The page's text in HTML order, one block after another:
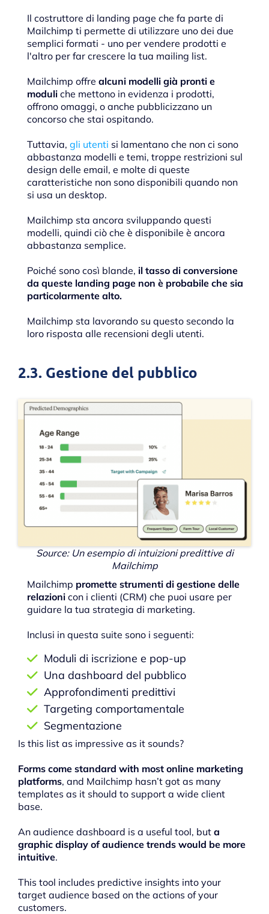
Il costruttore di landing page che fa parte di
Mailchimp ti permette di utilizzare uno dei due
semplici formati - uno per vendere prodotti e
l'altro per far crescere la tua mailing list.
Mailchimp offre alcuni modelli già pronti e
moduli che mettono in evidenza i prodotti,
offrono omaggi, o anche pubblicizzano un
concorso che stai ospitando.
Tuttavia, gli utenti si lamentano che non ci sono
abbastanza modelli e temi, troppe restrizioni sul
design delle email, e molte di queste
caratteristiche non sono disponibili quando non
si usa un desktop.
Mailchimp sta ancora sviluppando questi
modelli, quindi ciò che è disponibile è ancora
abbastanza semplice.
Poiché sono così blande, il tasso di conversione
da queste landing page non è probabile che sia
particolarmente alto.
Mailchimp sta lavorando su questo secondo la
loro risposta alle recensioni degli utenti.
2.3. Gestione del pubblico
Source: Un esempio di intuizioni predittive di
Mailchimp
Mailchimp promette strumenti di gestione delle
relazioni con i clienti (CRM) che puoi usare per
guidare la tua strategia di marketing.
Inclusi in questa suite sono i seguenti:
Moduli di iscrizione e pop-up
Una dashboard del pubblico
Approfondimenti predittivi
Targeting comportamentale
Segmentazione
Is this list as impressive as it sounds?
Forms come standard with most online marketing
platforms, and Mailchimp hasn’t got as many
templates as it should to support a wide client
base.
An audience dashboard is a useful tool, but a
graphic display of audience trends would be more
intuitive.
This tool includes predictive insights into your
target audience based on the actions of your
customers.